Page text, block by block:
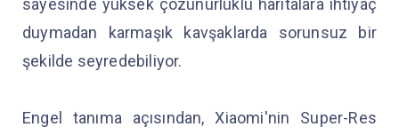
duymadan karmaşık kavşaklarda sorunsuz bir
şekilde seyredebiliyor.
Engel tanıma açısından, Xiaomi'nin Super-Res